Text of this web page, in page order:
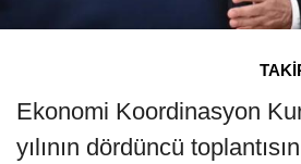
Ekonomi Koordinasyon
yılının dördüncü